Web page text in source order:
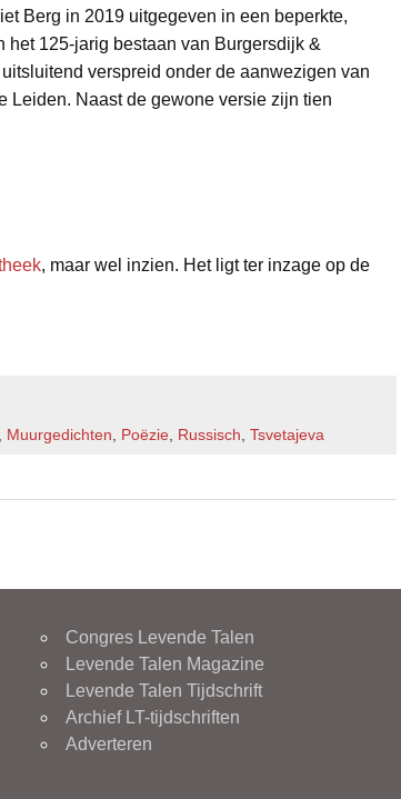
Berg in 2019 uitgegeven in een beperkte,
125-jarig bestaan van Burgersdijk &
verspreid onder de aanwezigen van
Leiden. Naast de gewone versie zijn tien
, maar wel inzien. Het ligt ter inzage op de
Muurgedichten Poëzie Russisch ,Tsvetajeva
Congres Levende Talen
Levende Talen Magazine
Levende Talen Tijdschrift
Archief LT-tijdschriften
Adverteren